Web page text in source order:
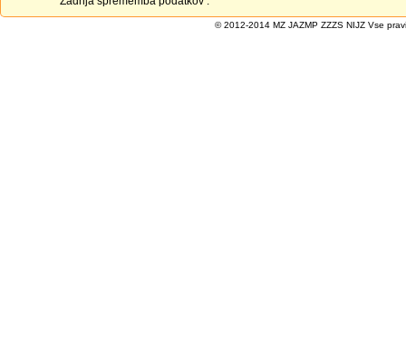
© 2012-2014 MZ JAZMP ZZZS NIJZ Vse